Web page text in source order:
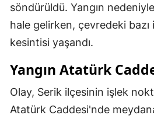
Hatay
Mersin
İstanbul
İzmir
söndürüldü. Yangın
hale gelirken, çevredeki
kesintisi yaşandı.
Yangın Atatürk
Olay, Serik ilçesinin işlek
Atatürk Caddesi'nde